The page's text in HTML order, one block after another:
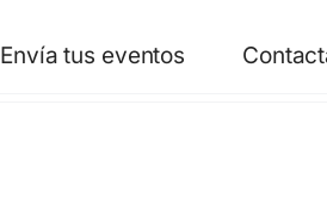
Envía tus eventos